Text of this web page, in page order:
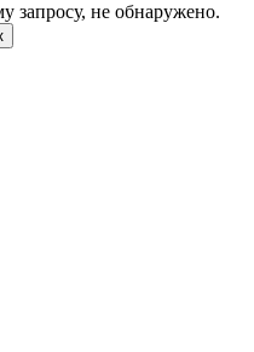
запросу, не обнаружено.